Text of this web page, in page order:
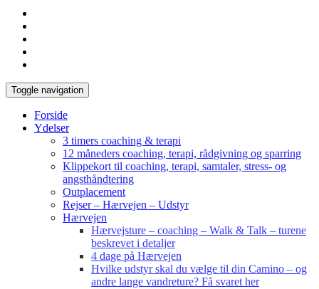
Toggle navigation
Forside
Ydelser
3 timers coaching & terapi
12 måneders coaching, terapi, rådgivning og sparring
Klippekort til coaching, terapi, samtaler, stress- og
angsthåndtering
Outplacement
Rejser – Hærvejen – Udstyr
Hærvejen
Hærvejsture – coaching – Walk & Talk – turene
beskrevet i detaljer
4 dage på Hærvejen
Hvilke udstyr skal du vælge til din Camino – og
andre lange vandreture? Få svaret her